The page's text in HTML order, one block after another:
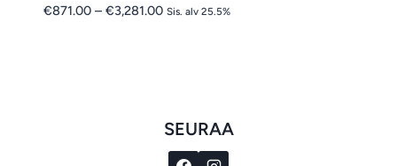
€871.00 – €3,281.00Hintaluokka:
Sis. alv 25.5%
SEURAA